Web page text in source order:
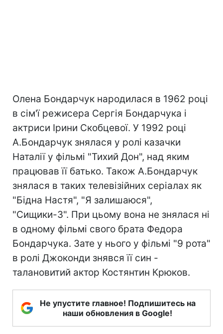
Олена Бондарчук народилася в 1962 році
в сім'ї режисера Сергія Бондарчука і
актриси Ірини Скобцевої. У 1992 році
А.Бондарчук знялася у ролі казачки
Наталії у фільмі "Тихий Дон", над яким
працював її батько. Також А.Бондарчук
знялася в таких телевізійних серіалах як
"Бідна Настя", "Я залишаюся",
"Сищики-3". При цьому вона не знялася ні
в одному фільмі свого брата Федора
Бондарчука. Зате у нього у фільмі "9 рота"
в ролі Джоконди знявся її син -
талановитий актор Костянтин Крюков.
Не упустите главное! Подпишитесь на
наши обновления в Google!